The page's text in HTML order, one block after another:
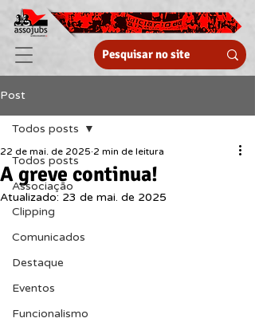
Post
Todos posts
Associação
Clipping
Comunicados
Destaque
Eventos
Funcionalismo
Todos posts
A greve continua!
22 de mai. de 2025 2 min de leitura
Atualizado: 23 de mai. de 2025